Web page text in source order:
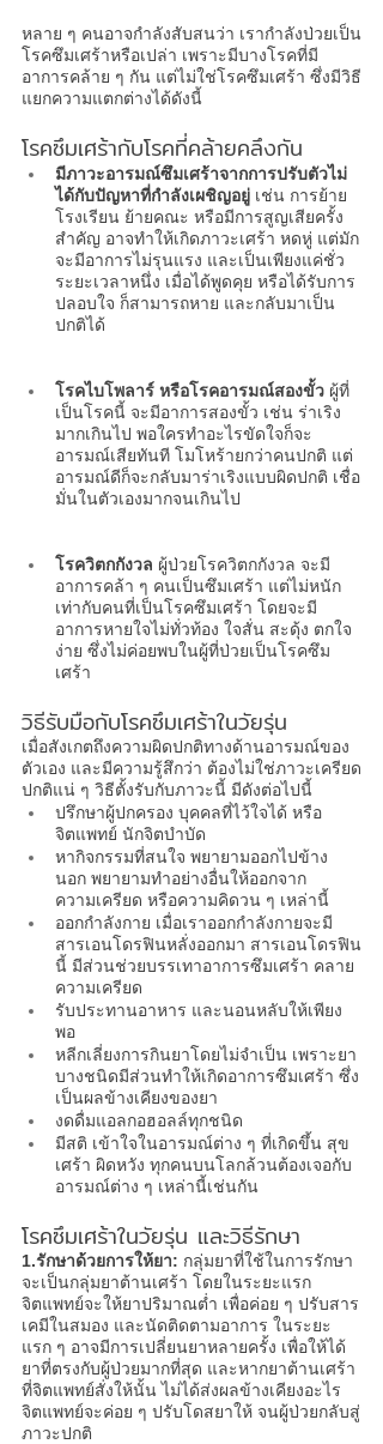
หลาย ๆ คนอาจกำลังสับสนว่า เรากำลังป่วยเป็น
โรคซึมเศร้าหรือเปล่า เพราะมีบางโรคที่มี
อาการคล้าย ๆ กัน แต่ไม่ใช่โรคซึมเศร้า ซึ่งมีวิธี
แยกความแตกต่างได้ดังนี้
โรคซึมเศร้ากับโรคที่คล้ายคลึงกัน
มีภาวะอารมณ์ซึมเศร้าจากการปรับตัวไม่
ได้กับปัญหาที่กำลังเผชิญอยู่ เช่น การย้าย
โรงเรียน ย้ายคณะ หรือมีการสูญเสียครั้ง
สำคัญ อาจทำให้เกิดภาวะเศร้า หดหู่ แต่มัก
จะมีอาการไม่รุนแรง และเป็นเพียงแค่ชั่ว
ระยะเวลาหนึ่ง เมื่อได้พูดคุย หรือได้รับการ
ปลอบใจ ก็สามารถหาย และกลับมาเป็น
ปกติได้
โรคไบโพลาร์ หรือโรคอารมณ์สองขั้ว ผู้ที่
เป็นโรคนี้ จะมีอาการสองขั้ว เช่น ร่าเริง
มากเกินไป พอใครทำอะไรขัดใจก็จะ
อารมณ์เสียทันที โมโหร้ายกว่าคนปกติ แต่
อารมณ์ดีก็จะกลับมาร่าเริงแบบผิดปกติ เชื่อ
มั่นในตัวเองมากจนเกินไป
โรควิตกกังวล ผู้ป่วยโรควิตกกังวล จะมี
อาการคล้า ๆ คนเป็นซึมเศร้า แต่ไม่หนัก
เท่ากับคนที่เป็นโรคซึมเศร้า โดยจะมี
อาการหายใจไม่ทั่วท้อง ใจสั่น สะดุ้ง ตกใจ
ง่าย ซึ่งไม่ค่อยพบในผู้ที่ป่วยเป็นโรคซึม
เศร้า
วิธีรับมือกับโรคซึมเศร้าในวัยรุ่น
เมื่อสังเกตถึงความผิดปกติทางด้านอารมณ์ของ
ตัวเอง และมีความรู้สึกว่า ต้องไม่ใช่ภาวะเครียด
ปกติแน่ ๆ วิธีตั้งรับกับภาวะนี้ มีดังต่อไปนี้
ปรึกษาผู้ปกครอง บุคคลที่ไว้ใจได้ หรือ
จิตแพทย์ นักจิตบำบัด
หากิจกรรมที่สนใจ พยายามออกไปข้าง
นอก พยายามทำอย่างอื่นให้ออกจาก
ความเครียด หรือความคิดวน ๆ เหล่านี้
ออกกำลังกาย เมื่อเราออกกำลังกายจะมี
สารเอนโดรฟินหลั่งออกมา สารเอนโดรฟิน
นี้ มีส่วนช่วยบรรเทาอาการซึมเศร้า คลาย
ความเครียด
รับประทานอาหาร และนอนหลับให้เพียง
พอ
หลีกเลี่ยงการกินยาโดยไม่จำเป็น เพราะยา
บางชนิดมีส่วนทำให้เกิดอาการซึมเศร้า ซึ่ง
เป็นผลข้างเคียงของยา
งดดื่มแอลกอฮอลล์ทุกชนิด
มีสติ เข้าใจในอารมณ์ต่าง ๆ ที่เกิดขึ้น สุข
เศร้า ผิดหวัง ทุกคนบนโลกล้วนต้องเจอกับ
อารมณ์ต่าง ๆ เหล่านี้เช่นกัน
โรคซึมเศร้าในวัยรุ่น และวิธีรักษา
1.รักษาด้วยการให้ยา: กลุ่มยาที่ใช้ในการรักษา
จะเป็นกลุ่มยาต้านเศร้า โดยในระยะแรก
จิตแพทย์จะให้ยาปริมาณต่ำ เพื่อค่อย ๆ ปรับสาร
เคมีในสมอง และนัดติดตามอาการ ในระยะ
แรก ๆ อาจมีการเปลี่ยนยาหลายครั้ง เพื่อให้ได้
ยาที่ตรงกับผู้ป่วยมากที่สุด และหากยาต้านเศร้า
ที่จิตแพทย์สั่งให้นั้น ไม่ได้ส่งผลข้างเคียงอะไร
จิตแพทย์จะค่อย ๆ ปรับโดสยาให้ จนผู้ป่วยกลับสู่
ภาวะปกติ